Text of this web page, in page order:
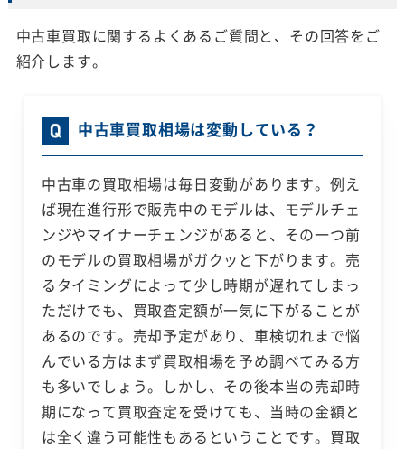
中古車買取に関するよくあるご質問と、その回答をご
紹介します。
中古車買取相場は変動している？
中古車の買取相場は毎日変動があります。例え
ば現在進行形で販売中のモデルは、モデルチェ
ンジやマイナーチェンジがあると、その一つ前
のモデルの買取相場がガクッと下がります。売
るタイミングによって少し時期が遅れてしまっ
ただけでも、買取査定額が一気に下がることが
あるのです。売却予定があり、車検切れまで悩
んでいる方はまず買取相場を予め調べてみる方
も多いでしょう。しかし、その後本当の売却時
期になって買取査定を受けても、当時の金額と
は全く違う可能性もあるということです。買取